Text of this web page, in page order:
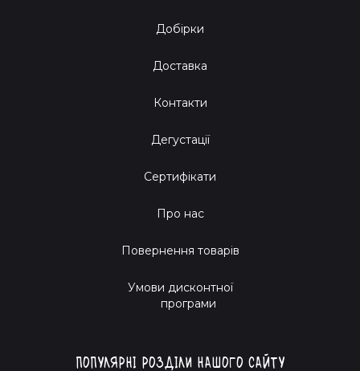
Добірки
Доставка
Контакти
Дегустації
Сертифікати
Про нас
Повернення товарів
Умови дисконтної
програми
Популярні розділи нашого сайту